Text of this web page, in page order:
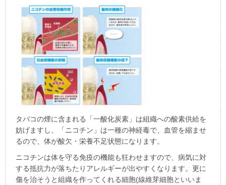
タバコの煙に含まれる「一酸化炭素」は組織への酸素供給を
妨げますし、「ニコチン」は一種の神経毒で、血管を縮ませ
るので、体が酸欠・栄養不足状態になります。
ニコチンは体を守る免疫の機能も狂わせますので、病気に対
する抵抗力が落ちたりアレルギーが出やすくなります。更に
傷を治そうと組織を作ってくれる細胞(線維芽細胞といいま